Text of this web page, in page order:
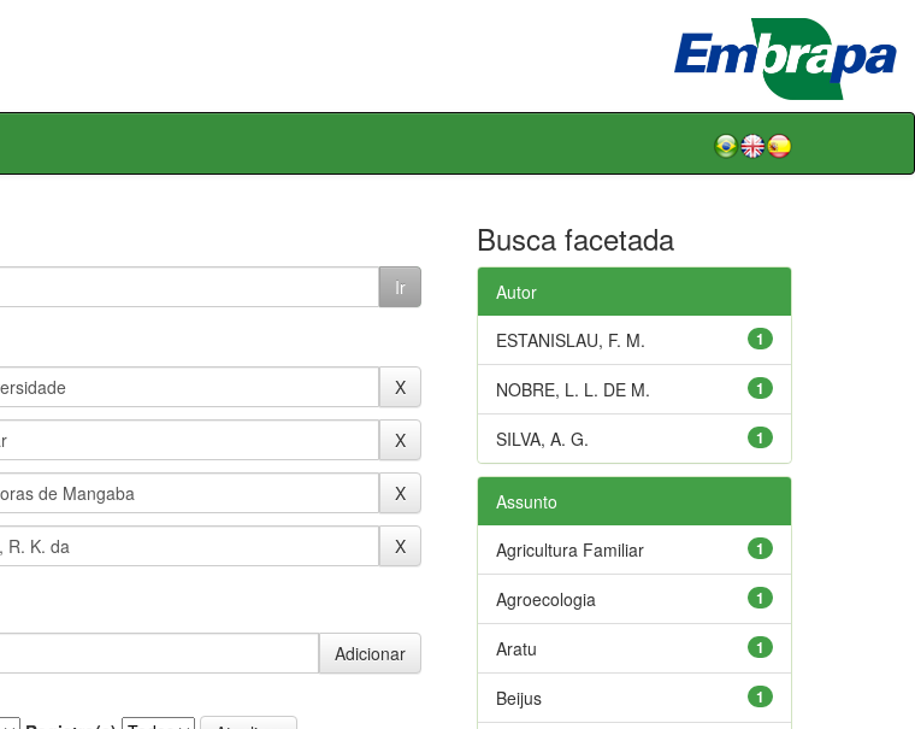
Busca facetada
Autor
1
ESTANISLAU, F. M.
1
NOBRE, L. L. DE M.
1
SILVA, A. G.
Assunto
1
Agricultura Familiar
1
Agroecologia
1
Aratu
1
Beijus